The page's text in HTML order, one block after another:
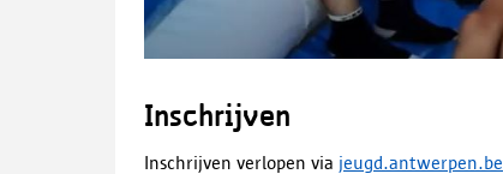
Inschrijven
Inschrijven verlopen via jeugd.antwerpen.be